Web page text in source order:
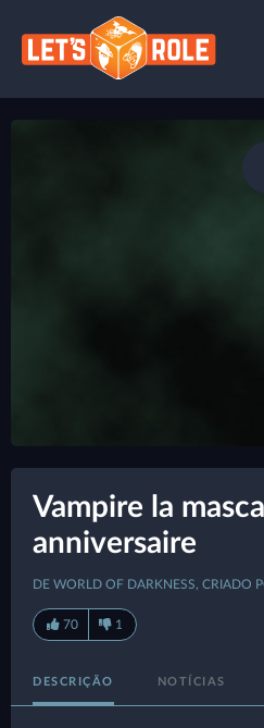
Vampire la
anniversaire
DE WORLD OF DARKNESS, CRIADO
70 1
DESCRIÇÃO NOTÍCIAS